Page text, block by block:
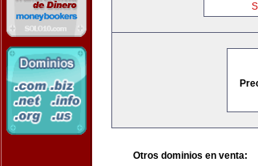
Otros dominios en venta: